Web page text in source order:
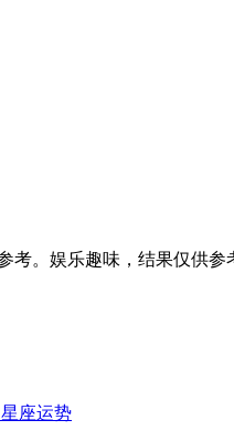
考。娱乐趣味，结果仅供参
座运势